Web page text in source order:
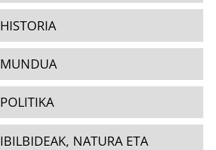
HISTORIA
MUNDUA
POLITIKA
IBILBIDEAK, NATURA ETA